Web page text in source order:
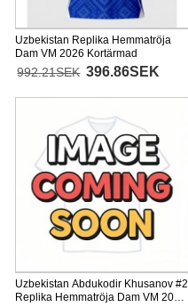
Uzbekistan Replika Hemmatröja
Dam VM 2026 Kortärmad
992.21SEK 396.86SEK
Uzbekistan Abdukodir Khusanov #2
Replika Hemmatröja Dam VM 2026